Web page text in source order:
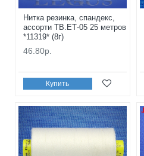
Нитка резинка, спандекс,
ассорти ТВ.ЕТ-05 25 метров
*11319* (8г)
46.80р.
Купить